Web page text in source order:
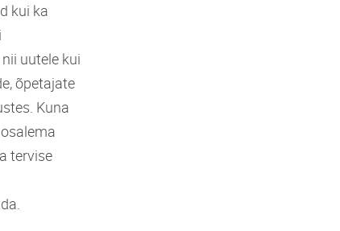
kui ka
uutele kui
õpetajate
Kuna
tervise